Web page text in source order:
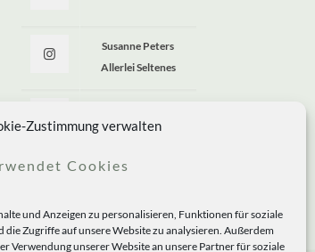
Zustimmung verwalten
Cookies
und Anzeigen zu personalisieren, Funktionen für soziale
die Zugriffe auf unsere Website zu analysieren. Außerdem
Verwendung unserer Website an unsere Partner für soziale
Susanne Peters
Allerlei Seltenes
Allerlei Seltenes